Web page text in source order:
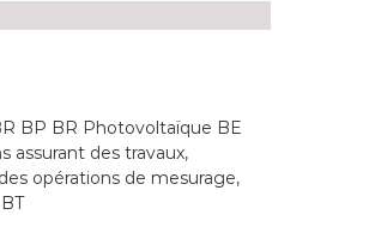
BP BR Photovoltaïque BE
assurant des travaux,
opérations de mesurage,